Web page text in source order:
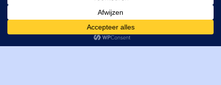
4462GE, Goes
T: +31 (0) 111-484438
M:parts@mitechniek.nl
VAT: NL862802295B01
Cookies helpen ons bij het leveren van onze diensten. Door
gebruik te maken van onze diensten, gaat u akkoord met ons
gebruik van cookies.